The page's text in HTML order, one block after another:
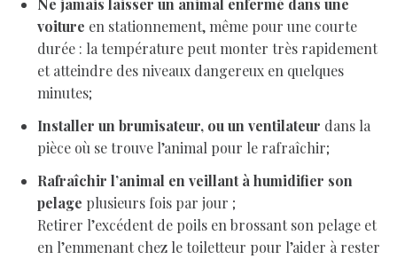
voiture en stationnement, même pour une courte
durée : la température peut monter très rapidement
et atteindre des niveaux dangereux en quelques
minutes;
Installer un brumisateur, ou un ventilateur dans la
pièce où se trouve l’animal pour le rafraîchir;
Rafraîchir l’animal en veillant à humidifier son
pelage plusieurs fois par jour ;
Retirer l’excédent de poils en brossant son pelage et
en l’emmenant chez le toiletteur pour l’aider à rester